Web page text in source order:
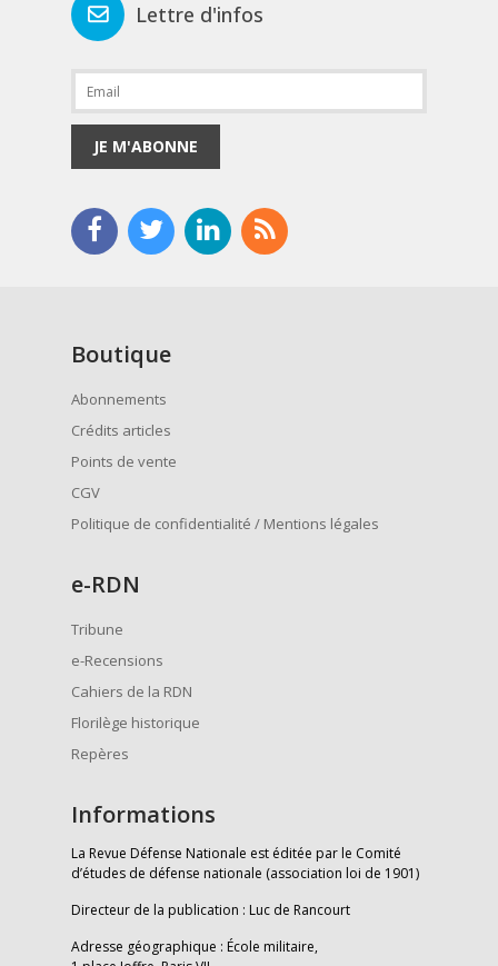
Lettre d'infos
JE M'ABONNE
Boutique
Abonnements
Crédits articles
Points de vente
CGV
Politique de confidentialité / Mentions légales
e-RDN
Tribune
e-Recensions
Cahiers de la RDN
Florilège historique
Repères
Informations
La Revue Défense Nationale est éditée par le Comité
d’études de défense nationale (association loi de 1901)
Directeur de la publication : Luc de Rancourt
Adresse géographique : École militaire,